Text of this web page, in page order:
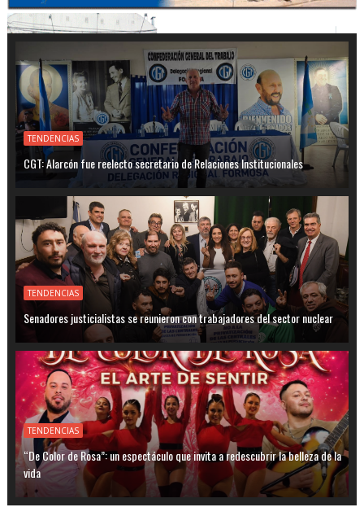
TENDENCIAS
CGT: Alarcón fue reelecto secretario de Relaciones Institucionales
TENDENCIAS
Senadores justicialistas se reunieron con trabajadores del sector nuclear
TENDENCIAS
“De Color de Rosa”: un espectáculo que invita a redescubrir la belleza de la
vida